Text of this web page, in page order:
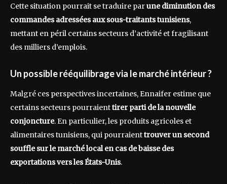
Cette situation pourrait se traduire parune diminution des
commandes adressées aux sous-traitants tunisiens,
mettant en péril certains secteurs d’activité et fragilisant
des milliers d’emplois.
Un possible rééquilibrage via le marché intérieur ?
Malgré ces perspectives incertaines, Ennaifer estime que
certains secteurs pourraienttirer parti de la nouvelle
conjoncture. En particulier, les produits agricoles et
alimentaires tunisiens, qui pourraienttrouver un second
souffle sur le marché local en cas de baisse des
exportations vers les États-Unis.